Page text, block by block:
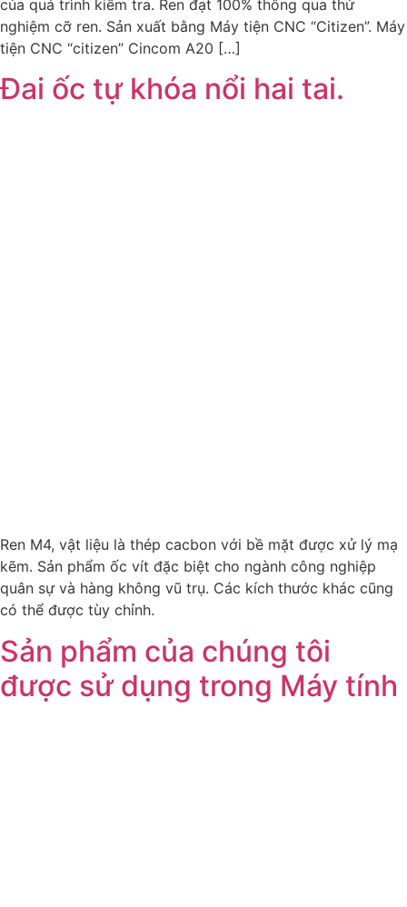
của quá trình kiểm tra. Ren đạt 100% thông qua thử
nghiệm cỡ ren. Sản xuất bằng Máy tiện CNC “Citizen”. Máy
tiện CNC “citizen” Cincom A20 […]
Đai ốc tự khóa nổi hai tai.
Ren M4, vật liệu là thép cacbon với bề mặt được xử lý mạ
kẽm. Sản phẩm ốc vít đặc biệt cho ngành công nghiệp
quân sự và hàng không vũ trụ. Các kích thước khác cũng
có thể được tùy chỉnh.
Sản phẩm của chúng tôi
được sử dụng trong Máy tính